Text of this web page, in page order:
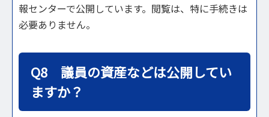
報センターで公開しています。閲覧は、特に手続きは
必要ありません。
Q8 議員の資産などは公開してい
ますか？